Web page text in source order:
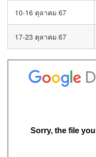
10-16 ตุลาคม 67
17-23 ตุลาคม 67